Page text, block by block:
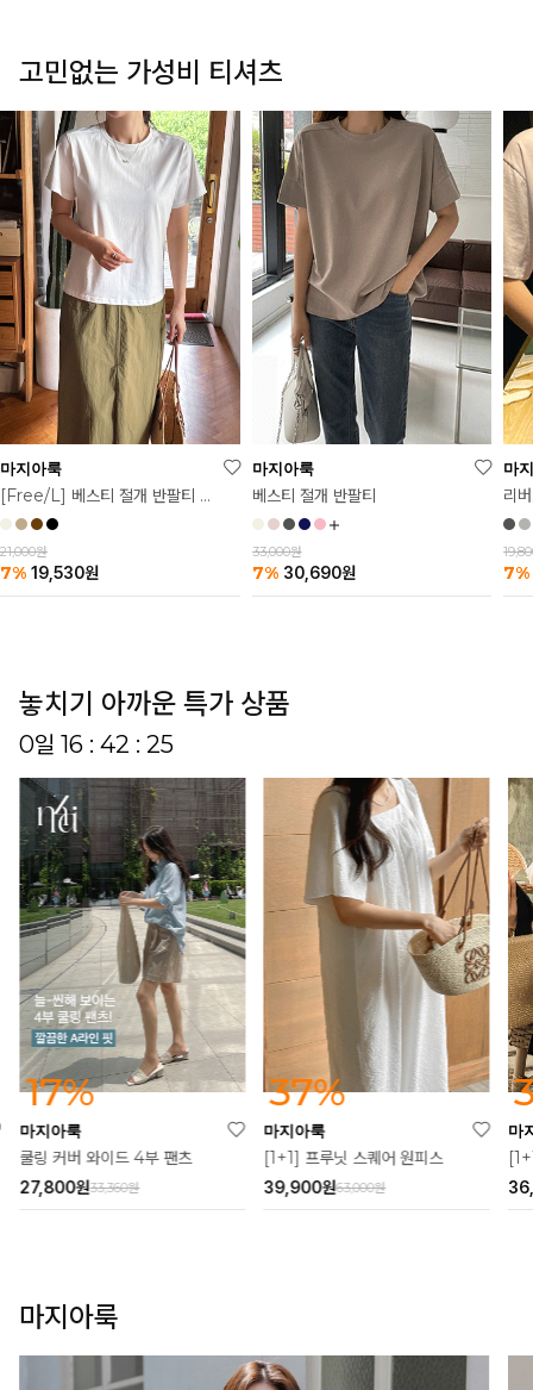
고민없는 가성비 티셔츠
마지아룩
[Free/L] 베스티 절개 반팔티 2탄
21,000원
7% 19,530원
마지아룩
베스티 절개 반팔티
33,000원
7% 30,690원
마
리
7%
놓치기 아까운 특가 상품
0일 16 : 42 : 19
37%
마지아룩
[1+1] 프루닛 스퀘어 원피스
63,000원
39,900원
32%
마지아룩
[1+1] 알른 소프 카라 블라
54,000원
36,900원
마
마지아룩